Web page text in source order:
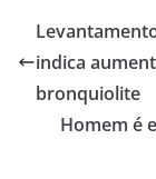
e
b
o
o
indica
bronquiolite
Homem é